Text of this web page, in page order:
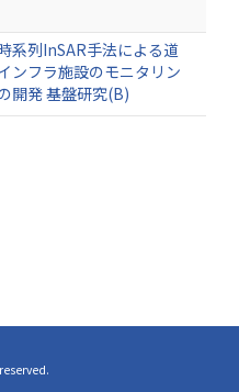
系列InSAR手法による道
ンフラ施設のモニタリン
開発 基盤研究(B)